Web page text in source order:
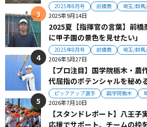
2025年8月号 前橋商 埼玉/群
2025年9月14日
2025夏【指揮官の言葉】前
に甲子園の景色を見せたい」
2025年8月号 前橋商 埼玉/群
2026年5月27日
【プロ注目】国学院栃木・
代屈指のポテンシャルを秘め
ピックアップ選手 国学院栃木
2026年7月10日
【スタンドレポート】八王
応援でサポート。チームの枠